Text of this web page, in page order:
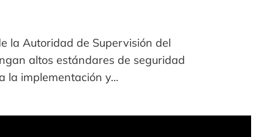
la Autoridad de Supervisión del
altos estándares de seguridad
la implementación y…